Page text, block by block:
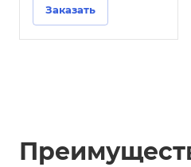
Заказать